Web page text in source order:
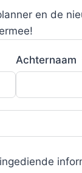
en de
ermee!
Achternaam